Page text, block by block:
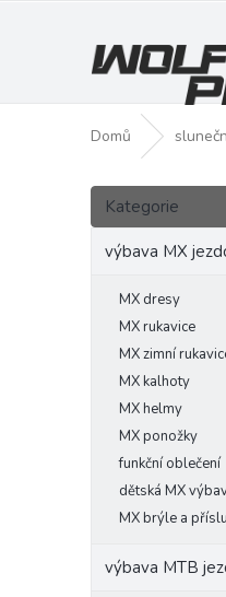
Domů
P
s
Přeskočit
kategorie
Kategorie
výbava MX
MX dresy
MX rukavice
MX zimní
MX kalhoty
MX helmy
MX ponožky
funkční oblečení
dětská MX
MX brýle a
výbava MTB